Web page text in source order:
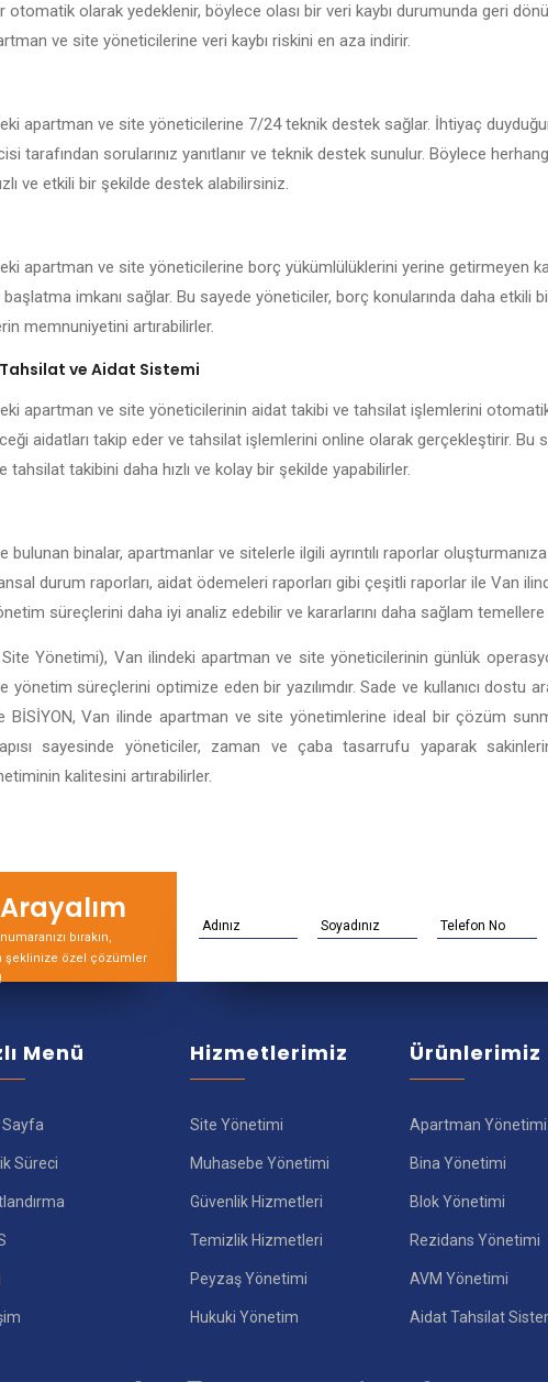
otomatik olarak yedeklenir, böylece olası bir veri kaybı durumunda geri
ve site yöneticilerine veri kaybı riskini en aza indirir.
apartman ve site yöneticilerine 7/24 teknik destek sağlar. İhtiyaç
tarafından sorularınız yanıtlanır ve teknik destek sunulur. Böylece
ve etkili bir şekilde destek alabilirsiniz.
apartman ve site yöneticilerine borç yükümlülüklerini yerine getirmeyen
imkanı sağlar. Bu sayede yöneticiler, borç konularında daha etkili
memnuniyetini artırabilirler.
ve Aidat Sistemi
apartman ve site yöneticilerinin aidat takibi ve tahsilat işlemlerini
aidatları takip eder ve tahsilat işlemlerini online olarak gerçekleştirir. Bu
tahsilat takibini daha hızlı ve kolay bir şekilde yapabilirler.
bulunan binalar, apartmanlar ve sitelerle ilgili ayrıntılı raporlar
durum raporları, aidat ödemeleri raporları gibi çeşitli raporlar ile Van
süreçlerini daha iyi analiz edebilir ve kararlarını daha sağlam temellere
Yönetimi), Van ilindeki apartman ve site yöneticilerinin günlük
yönetim süreçlerini optimize eden bir yazılımdır. Sade ve kullanıcı dostu
BİSİYON, Van ilinde apartman ve site yönetimlerine ideal bir çözüm
sayesinde yöneticiler, zaman ve çaba tasarrufu yaparak
kalitesini artırabilirler.
bırakın,
şeklinize özel çözümler
Menü
Süreci
Hizmetlerimiz
Site Yönetimi
Muhasebe Yönetimi
Güvenlik Hizmetleri
Temizlik Hizmetleri
Peyzaş Yönetimi
Hukuki Yönetim
Ürünlerimiz
Apartman Yönetimi
Bina Yönetimi
Blok Yönetimi
Rezidans Yönetimi
AVM Yönetimi
Aidat Tahsilat